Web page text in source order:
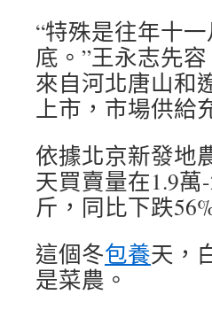
“特殊是往年十
底。”王永志先
來自河北唐山和
上市，市場供給
依據北京新發地
天買賣量在1.9
斤，同比下跌
這個冬包養天，
是菜農。